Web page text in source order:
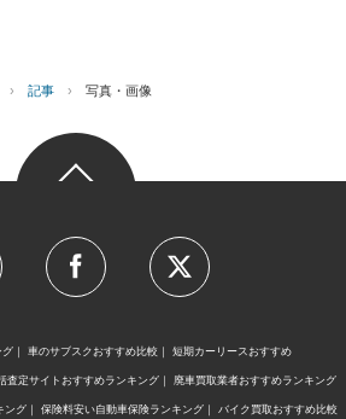
› 記事 › 写真・画像
グ 車のサブスクおすすめ比較 短期カーリースおすすめ
査定サイトおすすめランキング 廃車買取業者おすすめランキング
ング 保険料安い自動車保険ランキング バイク買取おすすめ比較